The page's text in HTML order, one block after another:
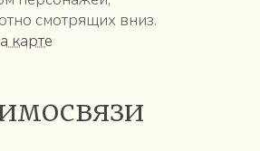
смотрящих вниз.
карте